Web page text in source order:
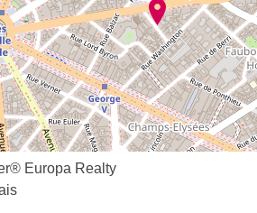
Europa Realty